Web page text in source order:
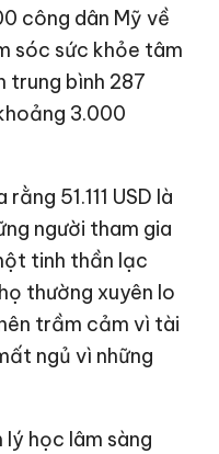
công dân Mỹ về
sóc sức khỏe tâm
trung bình 287
3.000
rằng 51.111 USD là
người tham gia
tinh thần lạc
thường xuyên lo
trầm cảm vì tài
ngủ vì những
học lâm sàng